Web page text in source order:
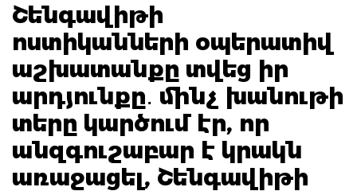
Շենգավիթի
ոստիկանների օպերատիվ
աշխատանքը տվեց իր
արդյունքը․ մինչ խանութի
տերը կարծում էր, որ
անզգուշաբար է կրակն
առաջացել, Շենգավիթի